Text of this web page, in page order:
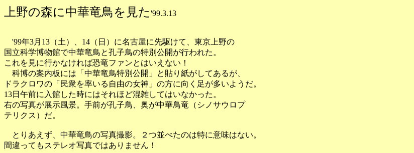
上野の森に中華竜鳥を見た '99.3.13
'99年3月13（土）、14（日）に名古屋に先駆けて、東京上野の
国立科学博物館で中華竜鳥と孔子鳥の特別公開が行われた。
これを見に行かなければ恐竜ファンとはいえない！
科博の案内板には「中華竜鳥特別公開」と貼り紙がしてあるが、
ドラクロワの「民衆を率いる自由の女神」の方に向く足が多いようだ。
13日午前に入館した時にはそれほど混雑してはいなかった。
右の写真が展示風景。手前が孔子鳥、奥が中華鳥竜（シノサウロプ
テリクス）だ。
とりあえず、中華竜鳥の写真撮影。２つ並べたのは特に意味はない。
間違ってもステレオ写真ではありません！